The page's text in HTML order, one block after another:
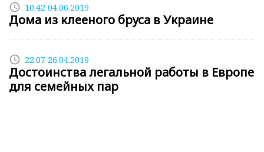
access_time 10:42 04.06.2019
Дома из клееного бруса в Украине
access_time 22:07 26.04.2019
Достоинства легальной работы в Европе
для семейных пар